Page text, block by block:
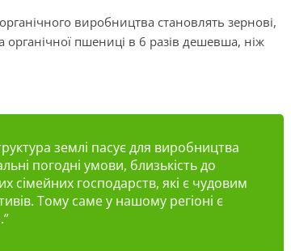
виробництва становлять зернові,
пшениці в 6 разів дешевша, ніж
землі пасує для виробництва
погодні умови, близькість до
господарств, які є чудовим
Тому саме у нашому регіоні є